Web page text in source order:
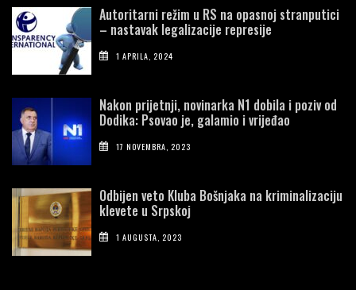
Autoritarni režim u RS na opasnoj stranputici
– nastavak legalizacije represije
1 APRILA, 2024
Nakon prijetnji, novinarka N1 dobila i poziv od
Dodika: Psovao je, galamio i vrijeđao
17 NOVEMBRA, 2023
Odbijen veto Kluba Bošnjaka na kriminalizaciju
klevete u Srpskoj
1 AUGUSTA, 2023